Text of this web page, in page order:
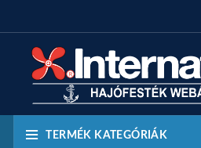
TERMÉK KATEGÓRIÁK